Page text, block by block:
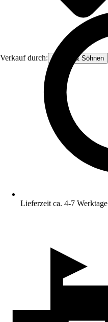
Verkauf durch: Könner & Söhnen
Lieferzeit ca. 4-7 Werktage